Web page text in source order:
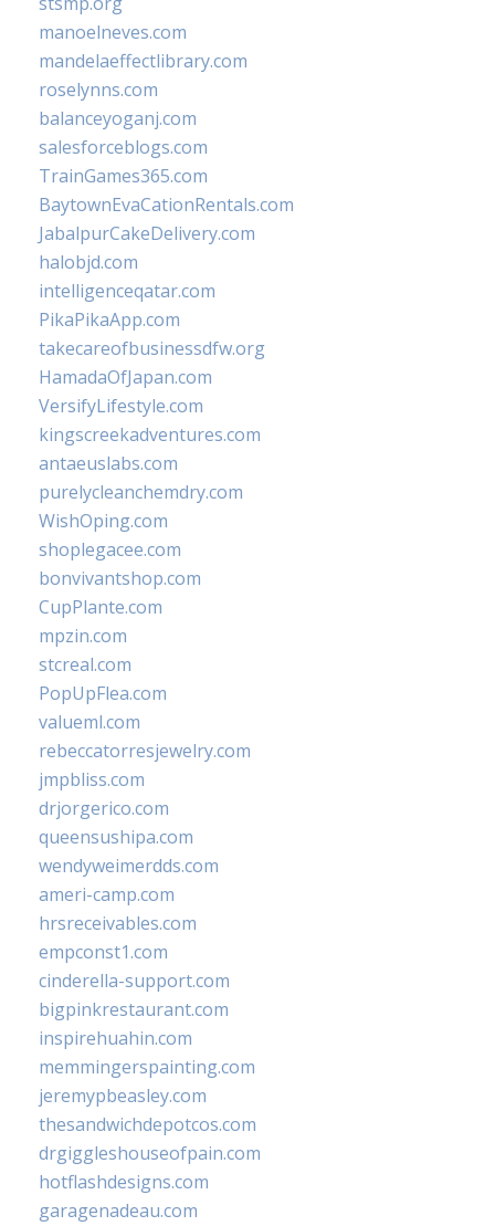
manoelneves.com
mandelaeffectlibrary.com
roselynns.com
balanceyoganj.com
salesforceblogs.com
TrainGames365.com
BaytownEvaCationRentals.com
JabalpurCakeDelivery.com
halobjd.com
intelligenceqatar.com
PikaPikaApp.com
takecareofbusinessdfw.org
HamadaOfJapan.com
VersifyLifestyle.com
kingscreekadventures.com
antaeuslabs.com
purelycleanchemdry.com
WishOping.com
shoplegacee.com
bonvivantshop.com
CupPlante.com
mpzin.com
stcreal.com
PopUpFlea.com
valueml.com
rebeccatorresjewelry.com
jmpbliss.com
drjorgerico.com
queensushipa.com
wendyweimerdds.com
ameri-camp.com
hrsreceivables.com
empconst1.com
cinderella-support.com
bigpinkrestaurant.com
inspirehuahin.com
memmingerspainting.com
jeremypbeasley.com
thesandwichdepotcos.com
drgiggleshouseofpain.com
hotflashdesigns.com
garagenadeau.com